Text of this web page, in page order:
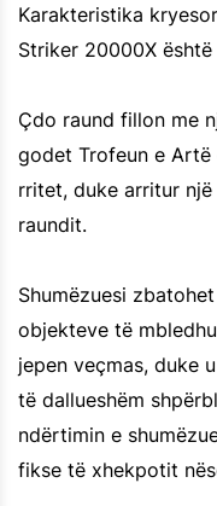
Karakteristika
Striker 20000X
Çdo raund fillon me
godet Trofeun e Artë
rritet, duke arritur
raundit.
Shumëzuesi
objekteve të
jepen veçmas, duke
të dallueshëm
ndërtimin e
fikse të xhekpotit